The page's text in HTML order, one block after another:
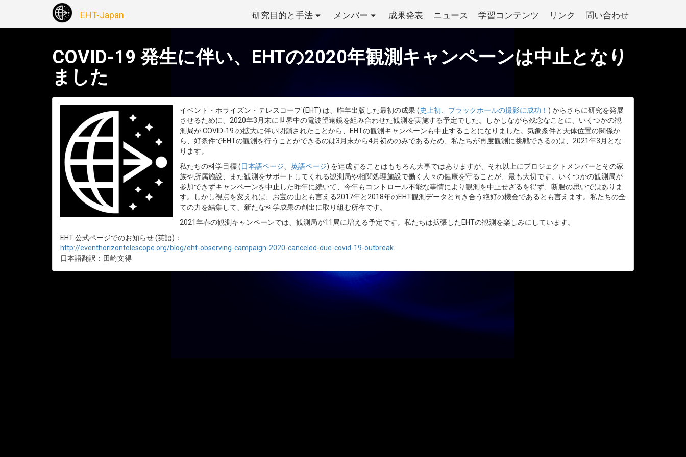
EHT-Japan 研究目的と手法 メンバー 成果発表 ニュース 学習コンテンツ リンク 問い合わせ
COVID-19 発生に伴い、EHTの2020年観測キャンペーンは中止となり
ました
イベント・ホライズン・テレスコープ (EHT) は、昨年出版した最初の成果 (史上初、ブラックホールの撮影に成功！ ) からさらに研究を発展
させるために、2020年3月末に世界中の電波望遠鏡を組み合わせた観測を実施する予定でした。しかしながら残念なことに、いくつかの観
測局が COVID-19 の拡大に伴い閉鎖されたことから、EHTの観測キャンペーンも中止することになりました。気象条件と天体位置の関係か
ら、好条件でEHTの観測を行うことができるのは3月末から4月初めのみであるため、私たちが再度観測に挑戦できるのは、2021年3月とな
ります。
私たちの科学目標 (日本語ページ 英語ページ) を達成することはもちろん大事ではありますが、それ以上にプロジェクトメンバーとその家
族や所属施設、また観測をサポートしてくれる観測局や相関処理施設で働く人々の健康を守ることが、最も大切です。いくつかの観測局が
参加できずキャンペーンを中止した昨年に続いて、今年もコントロール不能な事情により観測を中止せざるを得ず、断腸の思いではありま
す。しかし視点を変えれば、お宝の山とも言える2017年と2018年のEHT観測データと向き合う絶好の機会であるとも言えます。私たちの全
ての力を結集して、新たな科学成果の創出に取り組む所存です。
2021年春の観測キャンペーンでは、観測局が11局に増える予定です。私たちは拡張したEHTの観測を楽しみにしています。
EHT 公式ページでのお知らせ (英語)：
http://eventhorizontelescope.org/blog/eht-observing-campaign-2020-canceled-due-covid-19-outbreak
日本語翻訳：田崎文得